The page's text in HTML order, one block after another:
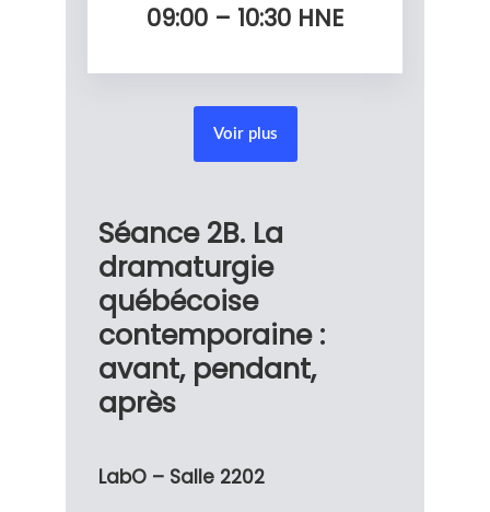
09:00 – 10:30 HNE
Voir plus
Séance 2B. La
dramaturgie
québécoise
contemporaine :
avant, pendant,
après
LabO – Salle 2202